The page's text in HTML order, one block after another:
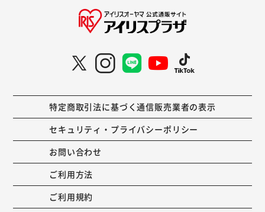
特定商取引法に基づく通信販売業者の表示
セキュリティ・プライバシーポリシー
お問い合わせ
ご利用方法
ご利用規約